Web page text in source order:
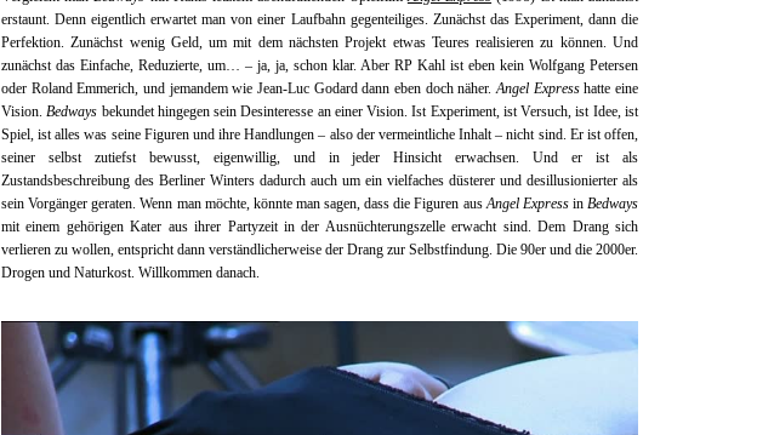
erstaunt. Denn eigentlich erwartet man von einer Laufbahn gegenteiliges. Zunächst das Experiment, dann die
Perfektion. Zunächst wenig Geld, um mit dem nächsten Projekt etwas Teures realisieren zu können. Und
zunächst das Einfache, Reduzierte, um… – ja, ja, schon klar. Aber RP Kahl ist eben kein Wolfgang Petersen
oder Roland Emmerich, und jemandem wie Jean-Luc Godard dann eben doch näher.Angel Expresshatte eine
Vision.Bedways bekundet hingegen sein Desinteresse an einer Vision. Ist Experiment, ist Versuch, ist Idee, ist
Spiel, ist alles was seine Figuren und ihre Handlungen – also der vermeintliche Inhalt – nicht sind. Er ist offen,
seiner selbst zutiefst bewusst, eigenwillig, und in jeder Hinsicht erwachsen. Und er ist als
Zustandsbeschreibung des Berliner Winters dadurch auch um ein vielfaches düsterer und desillusionierter als
sein Vorgänger geraten. Wenn man möchte, könnte man sagen, dass die Figuren ausAngel Expressin Bedways
mit einem gehörigen Kater aus ihrer Partyzeit in der Ausnüchterungszelle erwacht sind. Dem Drang sich
verlieren zu wollen, entspricht dann verständlicherweise der Drang zur Selbstfindung. Die 90er und die 2000er.
Drogen und Naturkost. Willkommen danach.